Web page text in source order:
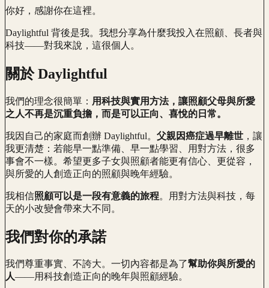
你好，感謝你在這裡。
Daylightful 背後是我。我想分享為什麼我投入在照顧、長者與
科技——對我來說，這很個人。
關於 Daylightful
我們的理念很簡單： 用科技與實用方法，讓照顧父母與所愛
之人不再是沉重負擔，而是可以正向、喜悅的日常。
我因自己的家庭而創辦 Daylightful。 父親因癌症過早離世 ，讓
我更清楚：若能早一點準備、早一點學習、用對方法，很多
事會不一樣。希望更多子女與照顧者能更有信心、更從容，
與所愛的人創造正向的照顧與晚年經驗。
我相信照顧可以是一段有意義的旅程。用對方法與科技，每
天的小改變會帶來大不同。
我們對你的承諾
我們尊重事實、不誇大。一切內容都是為了幫助你與所愛的
人——用科技創造正向的晚年與照顧經驗。